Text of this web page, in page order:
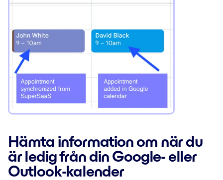
Hämta information om när du
är ledig från din Google- eller
Outlook-kalender